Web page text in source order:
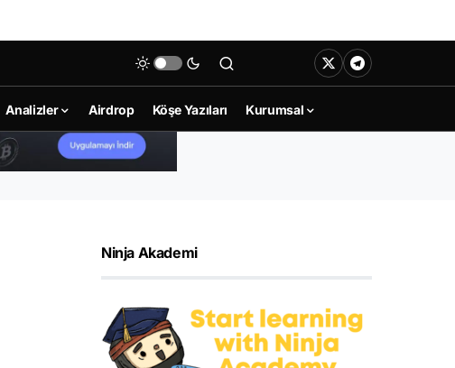
Analizler Airdrop Köşe Yazıları Kurumsal
Ninja Akademi